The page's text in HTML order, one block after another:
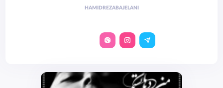
HAMIDREZABAJELANI